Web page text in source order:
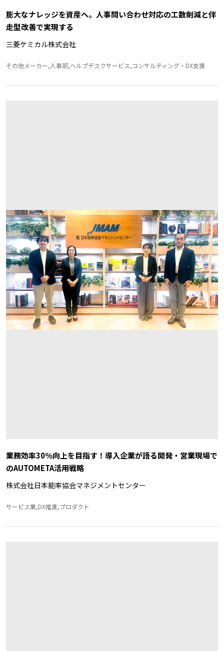
膨大なナレッジを資産へ。人事問い合わせ対応の工数削減と伴
走型改善で実現する
三菱ケミカル株式会社
その他メーカー,人事部,ヘルプデスクサービス,コンサルティング・DX支援
業務効率30％向上を目指す！導入企業が語る開発・営業現場で
のAUTOMETA活用戦略
株式会社日本能率協会マネジメントセンター
サービス業,DX推進,プロダクト